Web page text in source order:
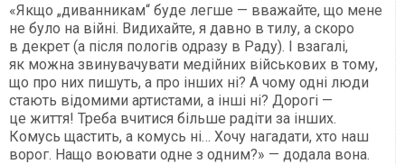
«Якщо „диванникам“ буде легше — вважайте, що мене
не було на війні. Видихайте, я давно в тилу, а скоро
в декрет (а після пологів одразу в Раду). І взагалі,
як можна звинувачувати медійних військових в тому,
що про них пишуть, а про інших ні? А чому одні люди
стають відомими артистами, а інші ні? Дорогі —
це життя! Треба вчитися більше радіти за інших.
Комусь щастить, а комусь ні… Хочу нагадати, хто наш
ворог. Нащо воювати одне з одним?» — додала вона.